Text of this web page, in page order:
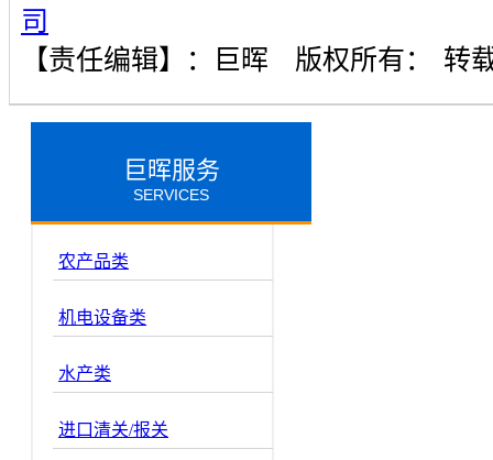
司
【责任编辑】：
巨晖 版权所有： 转
巨晖服务
SERVICES
农产品类
机电设备类
水产类
进口清关/报关